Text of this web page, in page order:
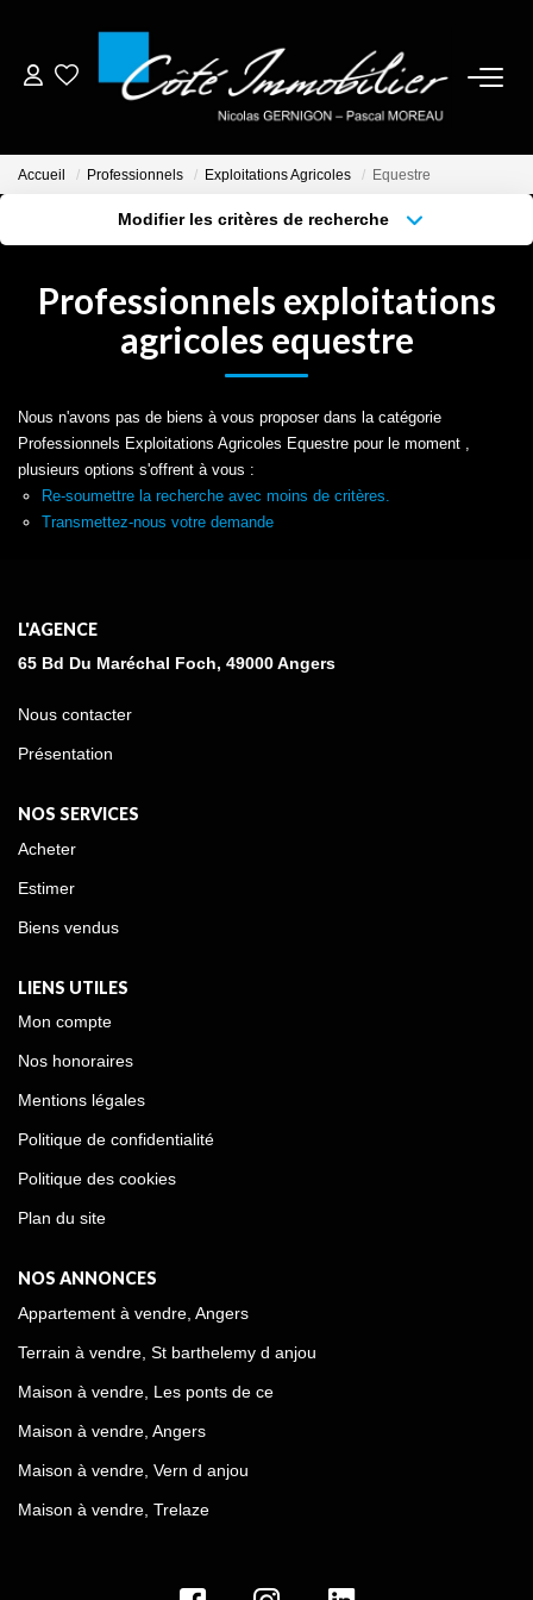
ESTIMER
NOTRE AGENCE
CRÉER UNE ALERTE
Accueil Professionnels Exploitations Agricoles Equestre
Modifier les critères de recherche
Surface min Budget max
Professionnels exploitations
agricoles equestre
Nous n'avons pas de biens à vous proposer dans la catégorie
Professionnels Exploitations Agricoles Equestre pour le moment ,
plusieurs options s'offrent à vous :
Re-soumettre la recherche avec moins de critères.
Transmettez-nous votre demande
L'AGENCE
65 Bd Du Maréchal Foch, 49000 Angers
Nous contacter
Présentation
NOS SERVICES
Acheter
Estimer
Biens vendus
LIENS UTILES
Mon compte
Nos honoraires
Mentions légales
Politique de confidentialité
Politique des cookies
Plan du site
NOS ANNONCES
Appartement à vendre, Angers
Terrain à vendre, St barthelemy d anjou
Maison à vendre, Les ponts de ce
Maison à vendre, Angers
Maison à vendre, Vern d anjou
Maison à vendre, Trelaze